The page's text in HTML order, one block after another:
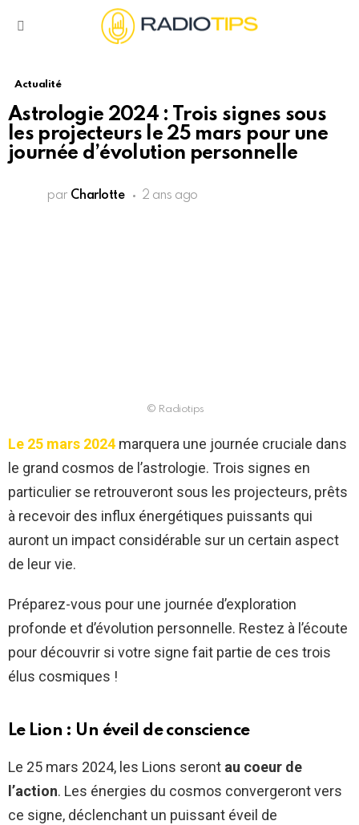
Actualité
Astrologie 2024 : Trois signes sous
les projecteurs le 25 mars pour une
journée d’évolution personnelle
par Charlotte 2 ans ago
© Radiotips
Le 25 mars 2024 marquera une journée cruciale dans
le grand cosmos de l’astrologie. Trois signes en
particulier se retrouveront sous les projecteurs, prêts
à recevoir des influx énergétiques puissants qui
auront un impact considérable sur un certain aspect
de leur vie.
Préparez-vous pour une journée d’exploration
profonde et d’évolution personnelle. Restez à l’écoute
pour découvrir si votre signe fait partie de ces trois
élus cosmiques !
Le Lion : Un éveil de conscience
Le 25 mars 2024, les Lions seront au coeur de
l’action. Les énergies du cosmos convergeront vers
ce signe, déclenchant un puissant éveil de